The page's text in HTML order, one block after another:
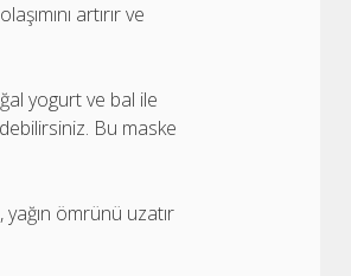
artırır ve
yogurt ve bal ile
Bu maske
ömrünü uzatır